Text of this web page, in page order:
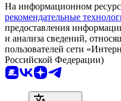
На информационном
рекомендательные
предоставления
и анализа сведений,
пользователей сети
Российской Федерации)